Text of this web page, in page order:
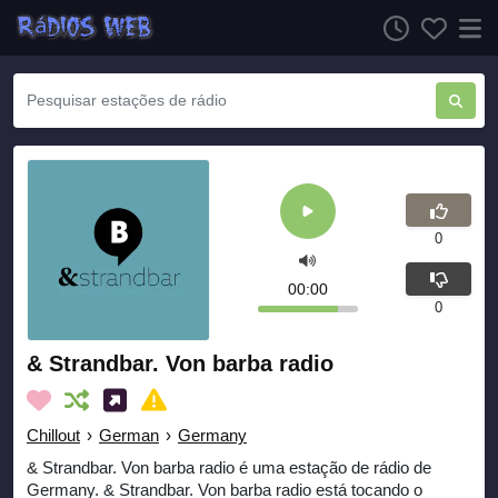
& Strandbar. Von barba radio
Chillout › German › Germany
& Strandbar. Von barba radio é uma estação de rádio de
Germany. & Strandbar. Von barba radio está tocando o
00:00
0
0